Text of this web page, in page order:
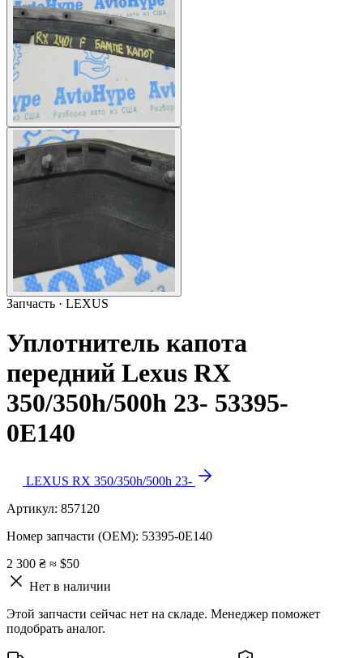
Запчасть · LEXUS
Уплотнитель капота
передний Lexus RX
350/350h/500h 23- 53395-
0E140
LEXUS RX 350/350h/500h 23-
Артикул: 857120
Номер запчасти (OEM): 53395-0E140
2 300 ₴ ≈ $50
Нет в наличии
Этой запчасти сейчас нет на складе. Менеджер поможет
подобрать аналог.